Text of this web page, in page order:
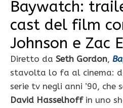
Baywatch:
cast del film
Johnson e Zac
Diretto da Seth Gordon,
stavolta lo fa al cinema:
serie tv negli anni ’90, che
David Hasselhoff in uno